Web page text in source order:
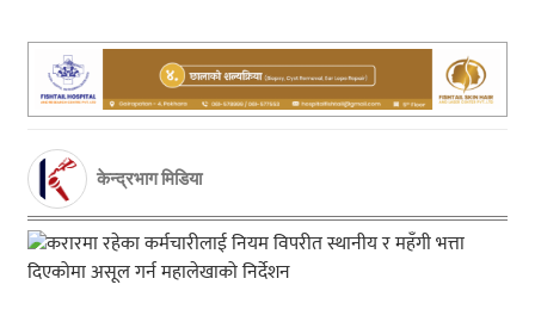
केन्द्रभाग मिडिया